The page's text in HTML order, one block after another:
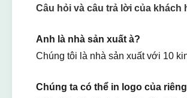
Câu hỏi và câu trả lời của khách
Anh là nhà sản xuất à?
Chúng tôi là nhà sản xuất với 10
Chúng ta có thể in logo của